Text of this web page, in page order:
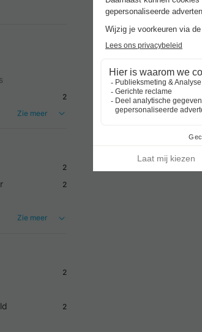
2
Zie meer
2
2
Zie meer
2
2